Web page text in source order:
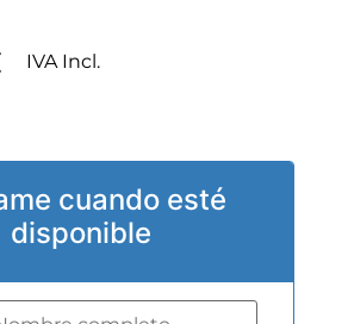
IVA Incl.
cuando esté
disponible